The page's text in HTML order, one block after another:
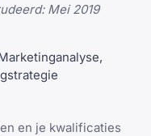
Mei 2019
en je kwalificaties